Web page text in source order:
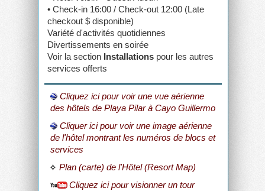
• Check-in 16:00 / Check-out 12:00 (Late
checkout $ disponible)
Variété d'activités quotidiennes
Divertissements en soirée
Voir la section Installations pour les autres
services offerts
Cliquez ici pour voir une vue aérienne
des hôtels de Playa Pilar à Cayo Guillermo
Cliquer ici pour voir une image aérienne
de l'hôtel montrant les numéros de blocs et
services
Plan (carte) de l'Hôtel (Resort Map)
Cliquez ici pour visionner un tour